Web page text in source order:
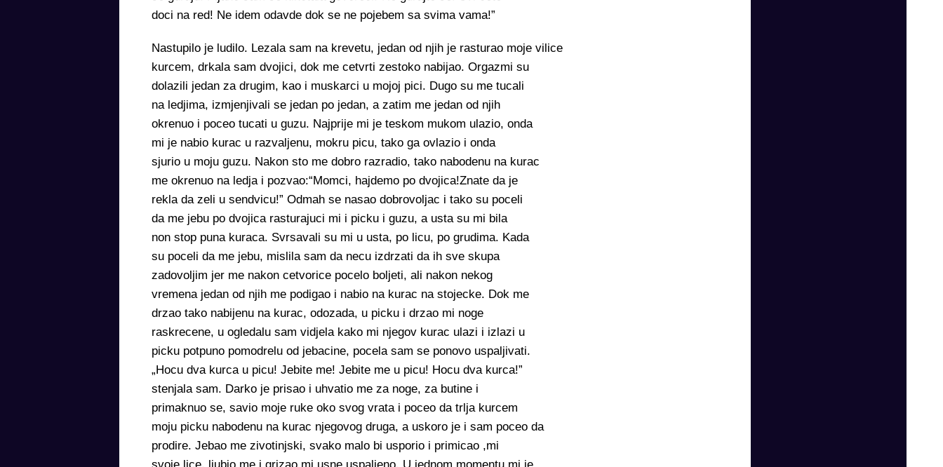
doci na red! Ne idem odavde dok se ne pojebem sa svima vama!”
Nastupilo je ludilo. Lezala sam na krevetu, jedan od njih je rasturao moje vilice
kurcem, drkala sam dvojici, dok me cetvrti zestoko nabijao. Orgazmi su
dolazili jedan za drugim, kao i muskarci u mojoj pici. Dugo su me tucali
na ledjima, izmjenjivali se jedan po jedan, a zatim me jedan od njih
okrenuo i poceo tucati u guzu. Najprije mi je teskom mukom ulazio, onda
mi je nabio kurac u razvaljenu, mokru picu, tako ga ovlazio i onda
sjurio u moju guzu. Nakon sto me dobro razradio, tako nabodenu na kurac
me okrenuo na ledja i pozvao:“Momci, hajdemo po dvojica!Znate da je
rekla da zeli u sendvicu!” Odmah se nasao dobrovoljac i tako su poceli
da me jebu po dvojica rasturajuci mi i picku i guzu, a usta su mi bila
non stop puna kuraca. Svrsavali su mi u usta, po licu, po grudima. Kada
su poceli da me jebu, mislila sam da necu izdrzati da ih sve skupa
zadovoljim jer me nakon cetvorice pocelo boljeti, ali nakon nekog
vremena jedan od njih me podigao i nabio na kurac na stojecke. Dok me
drzao tako nabijenu na kurac, odozada, u picku i drzao mi noge
raskrecene, u ogledalu sam vidjela kako mi njegov kurac ulazi i izlazi u
picku potpuno pomodrelu od jebacine, pocela sam se ponovo uspaljivati.
„Hocu dva kurca u picu! Jebite me! Jebite me u picu! Hocu dva kurca!”
stenjala sam. Darko je prisao i uhvatio me za noge, za butine i
primaknuo se, savio moje ruke oko svog vrata i poceo da trlja kurcem
moju picku nabodenu na kurac njegovog druga, a uskoro je i sam poceo da
prodire. Jebao me zivotinjski, svako malo bi usporio i primicao ,mi